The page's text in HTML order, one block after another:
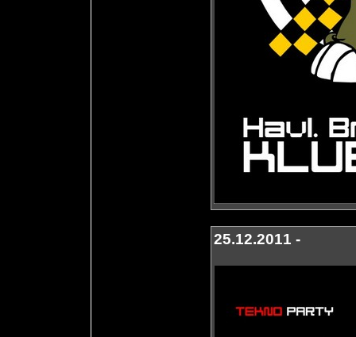
25.12.2011 -